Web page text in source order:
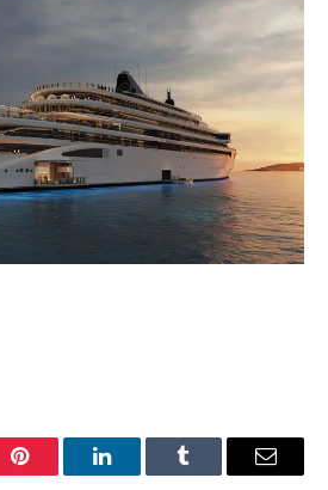
Pinterest LinkedInTumblr Email